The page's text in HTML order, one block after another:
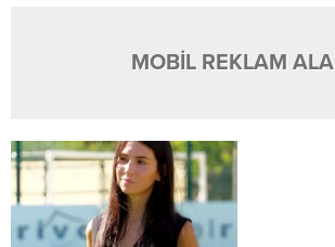
MOBİL REKLAM